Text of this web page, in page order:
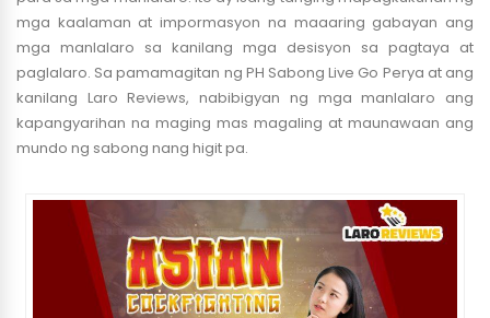
mga kaalaman at impormasyon na maaaring gabayan ang
mga manlalaro sa kanilang mga desisyon sa pagtaya at
paglalaro. Sa pamamagitan ng PH Sabong Live Go Perya at ang
kanilang Laro Reviews, nabibigyan ng mga manlalaro ang
kapangyarihan na maging mas magaling at maunawaan ang
mundo ng sabong nang higit pa.